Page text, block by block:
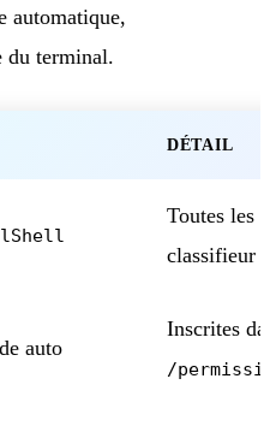
automatique,
du terminal.
DÉTAIL
Toutes les
classifieur
auto
Inscrites
/